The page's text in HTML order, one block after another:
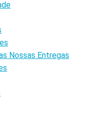
Nossas Entregas